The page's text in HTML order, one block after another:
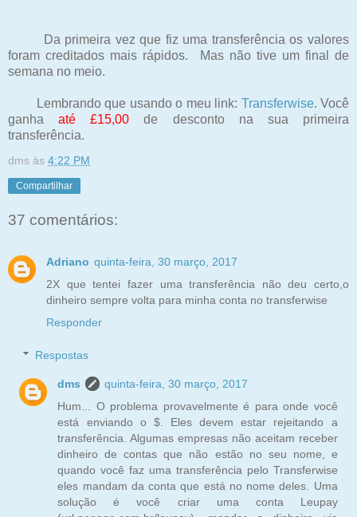
Da primeira vez que fiz uma transferência os valores
foram creditados mais rápidos. Mas não tive um final de
semana no meio.
Lembrando que usando o meu link: Transferwise. Você
ganhaaté £15,00 de desconto na sua primeira
transferência.
dms às 4:22 PM
Compartilhar
37 comentários:
Adriano quinta-feira, 30 março, 2017
2X que tentei fazer uma transferência não deu certo,o
dinheiro sempre volta para minha conta no transferwise
Responder
Respostas
dms
quinta-feira, 30 março, 2017
Hum... O problema provavelmente é para onde você
está enviando o $. Eles devem estar rejeitando a
transferência. Algumas empresas não aceitam receber
dinheiro de contas que não estão no seu nome, e
quando você faz uma transferência pelo Transferwise
eles mandam da conta que está no nome deles. Uma
solução é você criar uma conta Leupay